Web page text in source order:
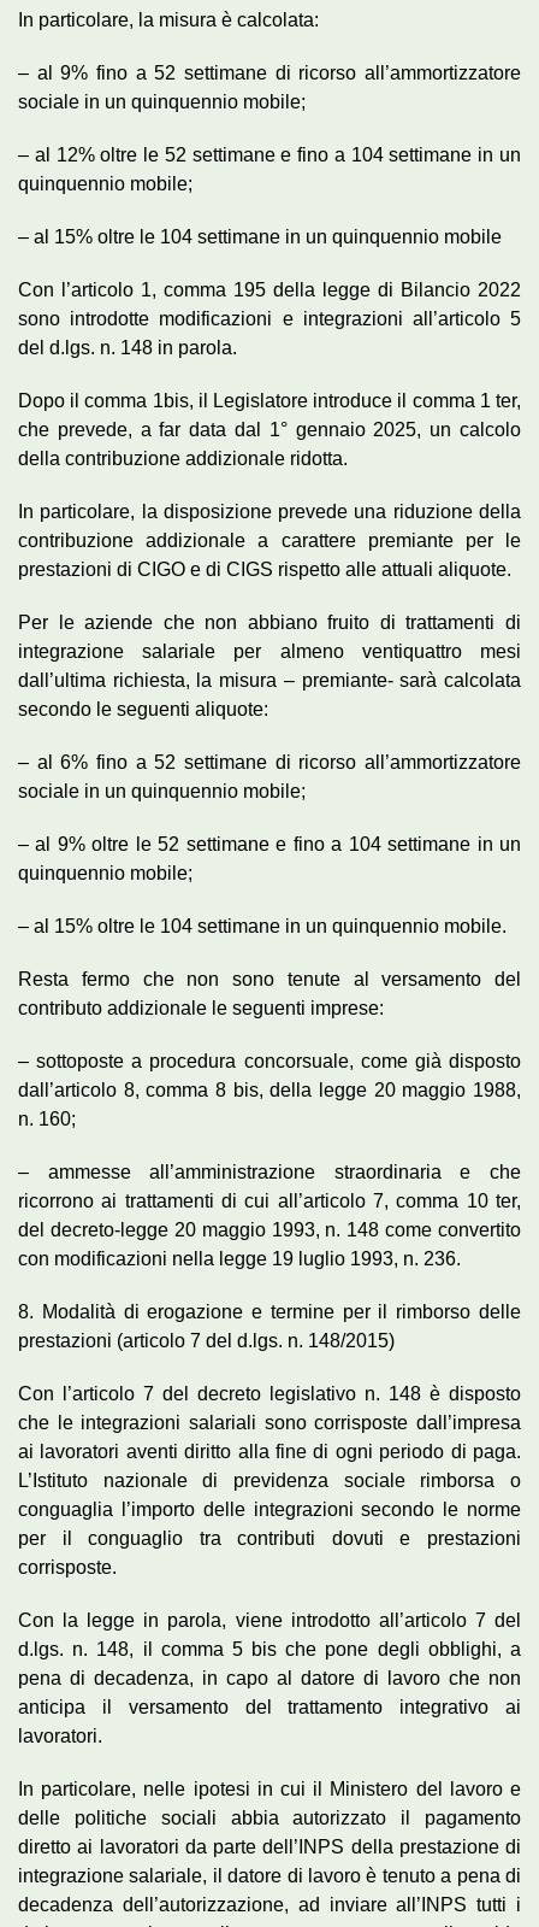
In particolare, la misura è calcolata:
– al 9% fino a 52 settimane di ricorso all’ammortizzatore
sociale in un quinquennio mobile;
– al 12% oltre le 52 settimane e fino a 104 settimane in un
quinquennio mobile;
– al 15% oltre le 104 settimane in un quinquennio mobile
Con l’articolo 1, comma 195 della legge di Bilancio 2022
sono introdotte modificazioni e integrazioni all’articolo 5
del d.lgs. n. 148 in parola.
Dopo il comma 1bis, il Legislatore introduce il comma 1 ter,
che prevede, a far data dal 1° gennaio 2025, un calcolo
della contribuzione addizionale ridotta.
In particolare, la disposizione prevede una riduzione della
contribuzione addizionale a carattere premiante per le
prestazioni di CIGO e di CIGS rispetto alle attuali aliquote.
Per le aziende che non abbiano fruito di trattamenti di
integrazione salariale per almeno ventiquattro mesi
dall’ultima richiesta, la misura – premiante- sarà calcolata
secondo le seguenti aliquote:
– al 6% fino a 52 settimane di ricorso all’ammortizzatore
sociale in un quinquennio mobile;
– al 9% oltre le 52 settimane e fino a 104 settimane in un
quinquennio mobile;
– al 15% oltre le 104 settimane in un quinquennio mobile.
Resta fermo che non sono tenute al versamento del
contributo addizionale le seguenti imprese:
– sottoposte a procedura concorsuale, come già disposto
dall’articolo 8, comma 8 bis, della legge 20 maggio 1988,
n. 160;
– ammesse all’amministrazione straordinaria e che
ricorrono ai trattamenti di cui all’articolo 7, comma 10 ter,
del decreto-legge 20 maggio 1993, n. 148 come convertito
con modificazioni nella legge 19 luglio 1993, n. 236.
8. Modalità di erogazione e termine per il rimborso delle
prestazioni (articolo 7 del d.lgs. n. 148/2015)
Con l’articolo 7 del decreto legislativo n. 148 è disposto
che le integrazioni salariali sono corrisposte dall’impresa
ai lavoratori aventi diritto alla fine di ogni periodo di paga.
L’Istituto nazionale di previdenza sociale rimborsa o
conguaglia l’importo delle integrazioni secondo le norme
per il conguaglio tra contributi dovuti e prestazioni
corrisposte.
Con la legge in parola, viene introdotto all’articolo 7 del
d.lgs. n. 148, il comma 5 bis che pone degli obblighi, a
pena di decadenza, in capo al datore di lavoro che non
anticipa il versamento del trattamento integrativo ai
lavoratori.
In particolare, nelle ipotesi in cui il Ministero del lavoro e
delle politiche sociali abbia autorizzato il pagamento
diretto ai lavoratori da parte dell’INPS della prestazione di
integrazione salariale, il datore di lavoro è tenuto a pena di
decadenza dell’autorizzazione, ad inviare all’INPS tutti i